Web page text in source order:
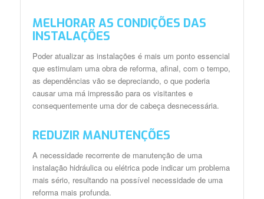
MELHORAR AS CONDIÇÕES DAS
INSTALAÇÕES
Poder atualizar as instalações é mais um ponto essencial
que estimulam uma obra de reforma, afinal, com o tempo,
as dependências vão se depreciando, o que poderia
causar uma má impressão para os visitantes e
consequentemente uma dor de cabeça desnecessária.
REDUZIR MANUTENÇÕES
A necessidade recorrente de manutenção de uma
instalação hidráulica ou elétrica pode indicar um problema
mais sério, resultando na possível necessidade de uma
reforma mais profunda.